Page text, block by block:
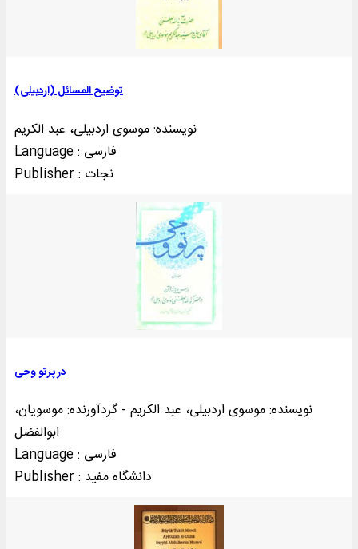
توضيح المسائل (اردبيلی)
نویسنده: موسوی اردبیلی، عبد الکریم
Language : فارسی
Publisher : نجات
در پرتو وحی
نویسنده: موسوی اردبیلی، عبد الکریم - گردآورنده: موسویان،
ابوالفضل
Language : فارسی
Publisher : دانشگاه مفيد